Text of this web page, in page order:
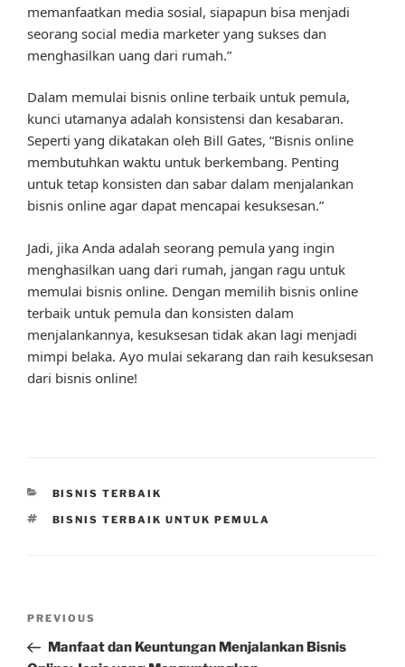
memanfaatkan media sosial, siapapun bisa menjadi
seorang social media marketer yang sukses dan
menghasilkan uang dari rumah.”
Dalam memulai bisnis online terbaik untuk pemula,
kunci utamanya adalah konsistensi dan kesabaran.
Seperti yang dikatakan oleh Bill Gates, “Bisnis online
membutuhkan waktu untuk berkembang. Penting
untuk tetap konsisten dan sabar dalam menjalankan
bisnis online agar dapat mencapai kesuksesan.”
Jadi, jika Anda adalah seorang pemula yang ingin
menghasilkan uang dari rumah, jangan ragu untuk
memulai bisnis online. Dengan memilih bisnis online
terbaik untuk pemula dan konsisten dalam
menjalankannya, kesuksesan tidak akan lagi menjadi
mimpi belaka. Ayo mulai sekarang dan raih kesuksesan
dari bisnis online!
CATEGORIES
BISNIS TERBAIK
TAGS
BISNIS TERBAIK UNTUK PEMULA
Previous
Post
PREVIOUS
Manfaat dan Keuntungan Menjalankan Bisnis